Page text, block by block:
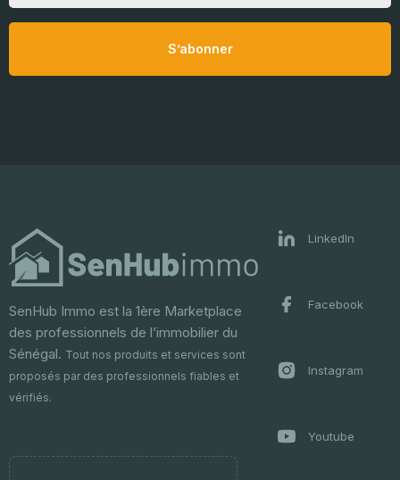
S’abonner
SenHub Immo est la 1ère Marketplace
des professionnels de l’immobilier du
Sénégal. Tout nos produits et services sont
proposés par des professionnels fiables et
vérifiés.
LinkedIn
Facebook
Instagram
Youtube